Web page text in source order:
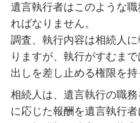
遺言執行者はこのような
ればなりません。
調査、執行内容は相続人
りますが、執行がすむま
出しを差し止める権限を持
相続人は、遺言執行の職
に応じた報酬を遺言執行者